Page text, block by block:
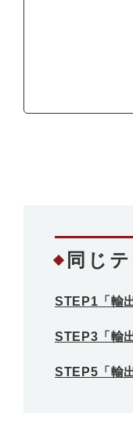
同じ
STEP1「輸
STEP3「輸
STEP5「輸